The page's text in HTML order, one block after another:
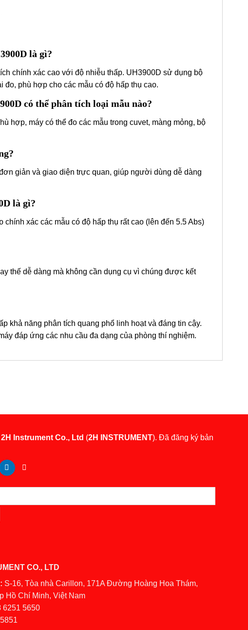
là gì?
chính xác cao với độ nhiễu thấp. UH3900D sử dụng bộ
phù hợp cho các mẫu có độ hấp thụ cao.
có thể phân tích loại mẫu nào?
hợp, máy có thể đo các mẫu trong cuvet, màng mỏng, bộ
giản và giao diện trực quan, giúp người dùng dễ dàng
là gì?
xác các mẫu có độ hấp thụ rất cao (lên đến 5.5 Abs)
thế dễ dàng mà không cần dụng cụ vì chúng được kết
khả năng phân tích quang phổ linh hoạt và đáng tin cậy.
đáp ứng các nhu cầu đa dạng của phòng thí nghiệm.
2H Instrument Co., Ltd (2H INSTRUMENT). Đã đăng ký bản
CO., LTD
S-16, Tòa nhà Carillon, 171A Đường Hoàng Hoa Thám,
Hồ Chí Minh, Việt Nam
6251 5650